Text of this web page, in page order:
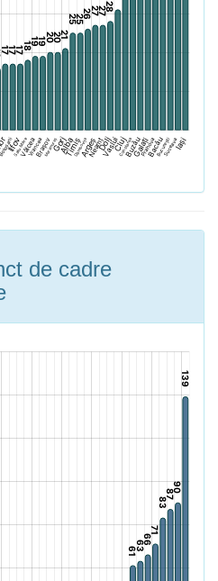
de cadre